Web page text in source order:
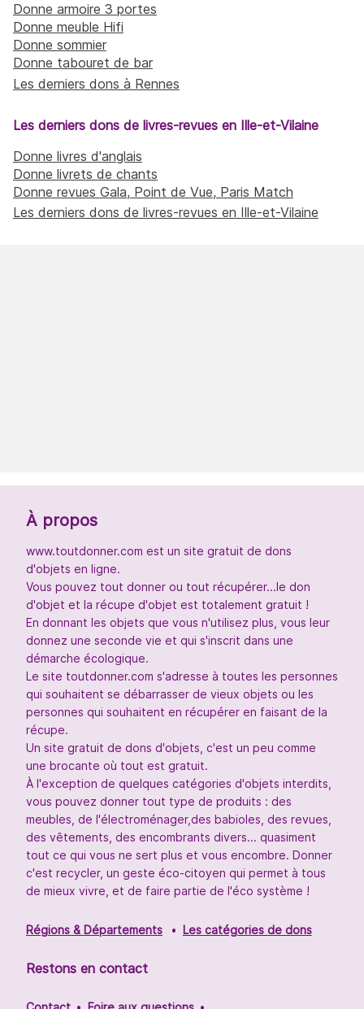
Donne armoire 3 portes
Donne meuble Hifi
Donne sommier
Donne tabouret de bar
Les derniers dons à Rennes
Les derniers dons de livres-revues en Ille-et-Vilaine
Donne livres d'anglais
Donne livrets de chants
Donne revues Gala, Point de Vue, Paris Match
Les derniers dons de livres-revues en Ille-et-Vilaine
À propos
www.toutdonner.com est un site gratuit de dons
d'objets en ligne.
Vous pouvez tout donner ou tout récupérer...le don
d'objet et la récupe d'objet est totalement gratuit !
En donnant les objets que vous n'utilisez plus, vous leur
donnez une seconde vie et qui s'inscrit dans une
démarche écologique.
Le site toutdonner.com s'adresse à toutes les personnes
qui souhaitent se débarrasser de vieux objets ou les
personnes qui souhaitent en récupérer en faisant de la
récupe.
Un site gratuit de dons d'objets, c'est un peu comme
une brocante où tout est gratuit.
À l'exception de quelques catégories d'objets interdits,
vous pouvez donner tout type de produits : des
meubles, de l'électroménager,des babioles, des revues,
des vêtements, des encombrants divers... quasiment
tout ce qui vous ne sert plus et vous encombre. Donner
c'est recycler, un geste éco-citoyen qui permet à tous
de mieux vivre, et de faire partie de l'éco système !
Régions & Départements Les catégories de dons
Restons en contact